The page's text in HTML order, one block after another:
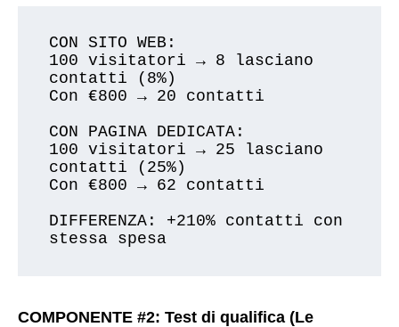
CON SITO WEB:
100 visitatori → 8 lasciano
contatti (8%)
Con €800 → 20 contatti
CON PAGINA DEDICATA:
100 visitatori → 25 lasciano
contatti (25%)
Con €800 → 62 contatti
DIFFERENZA: +210% contatti con
stessa spesa
COMPONENTE #2: Test di qualifica (Le